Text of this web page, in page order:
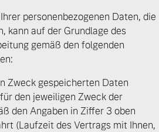
personenbezogenen Daten, die
kann auf der Grundlage des
gemäß den folgenden
Zweck gespeicherten Daten
den jeweiligen Zweck der
den Angaben in Ziffer 3 oben
(Laufzeit des Vertrags mit Ihnen,